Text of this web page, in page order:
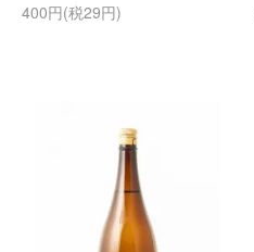
400円(税29円)